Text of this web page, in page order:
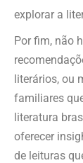
explorar a
Por fim, não
literários, ou
familiares
literatura
oferecer
de leituras